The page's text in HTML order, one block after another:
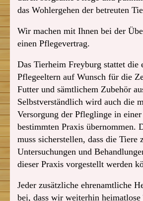
das Wohlergehen der betreuten
Wir machen mit Ihnen bei der
einen Pflegevertrag.
Das Tierheim Freyburg stattet die
Pflegeeltern auf Wunsch für die
Futter und sämtlichem Zubehör
Selbstverständlich wird auch die
Versorgung der Pfleglinge in
bestimmten Praxis übernommen.
muss sicherstellen, dass die Tiere
Untersuchungen und
dieser Praxis vorgestellt werden
Jeder zusätzliche ehrenamtliche
bei, dass wir weiterhin